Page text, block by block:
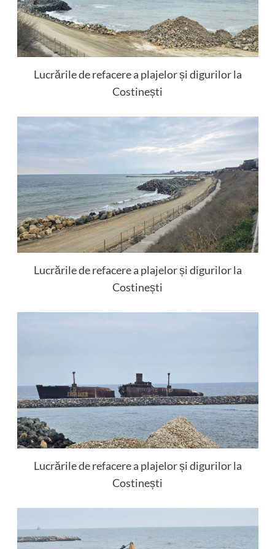
Lucrările de refacere a plajelor și digurilor la
Costinești
Lucrările de refacere a plajelor și digurilor la
Costinești
Lucrările de refacere a plajelor și digurilor la
Costinești